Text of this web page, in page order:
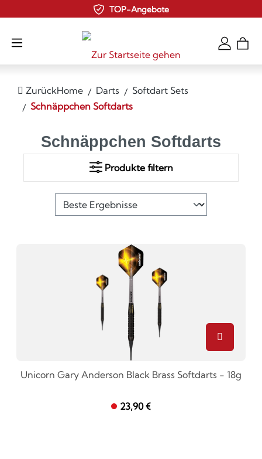
Zum Hauptinhalt springenTOP-Angebote
ZurückHome Darts
Softdart Sets
Schnäppchen Softdarts
Schnäppchen Softdarts
Produkte filtern
Unicorn Gary Anderson Black Brass Softdarts - 18g
23,90 €